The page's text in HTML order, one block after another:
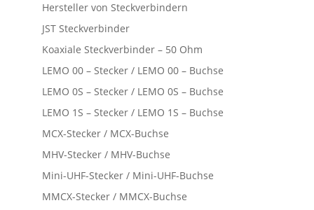
Hersteller von Steckverbindern
JST Steckverbinder
Koaxiale Steckverbinder – 50 Ohm
LEMO 00 – Stecker / LEMO 00 – Buchse
LEMO 0S – Stecker / LEMO 0S – Buchse
LEMO 1S – Stecker / LEMO 1S – Buchse
MCX-Stecker / MCX-Buchse
MHV-Stecker / MHV-Buchse
Mini-UHF-Stecker / Mini-UHF-Buchse
MMCX-Stecker / MMCX-Buchse